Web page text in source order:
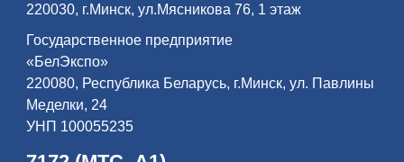
220030, г.Минск, ул.Мясникова 76, 1 этаж
Государственное предприятие
«БелЭкспо»
220080, Республика Беларусь, г.Минск, ул. Павлины
Меделки, 24
УНП 100055235